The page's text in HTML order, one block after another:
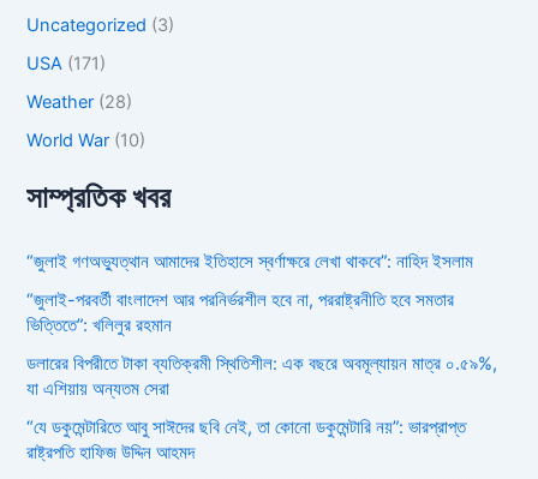
Uncategorized (3)
USA (171)
Weather (28)
World War (10)
সাম্প্রতিক খবর
“জুলাই গণঅভ্যুত্থান আমাদের ইতিহাসে স্বর্ণাক্ষরে লেখা থাকবে”: নাহিদ ইসলাম
“জুলাই-পরবর্তী বাংলাদেশ আর পরনির্ভরশীল হবে না, পররাষ্ট্রনীতি হবে সমতার
ভিত্তিতে”: খলিলুর রহমান
ডলারের বিপরীতে টাকা ব্যতিক্রমী স্থিতিশীল: এক বছরে অবমূল্যায়ন মাত্র ০.৫৯%,
যা এশিয়ায় অন্যতম সেরা
“যে ডকুমেন্টারিতে আবু সাঈদের ছবি নেই, তা কোনো ডকুমেন্টারি নয়”: ভারপ্রাপ্ত
রাষ্ট্রপতি হাফিজ উদ্দিন আহমদ